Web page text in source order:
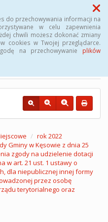
do przechowywania informacji na
w celu zapewnienia
chwili możesz dokonać zmiany
cookies w Twojej przeglądarce.
na przechowywanie plików
Menu
Kęsowo
rok 2022
Gminy w Kęsowie z dnia 25
zgody na udzielenie dotacji
w art. 21 ust. 1 ustawy o
dla niepublicznej innej formy
przez osobę
terytorialnego oraz